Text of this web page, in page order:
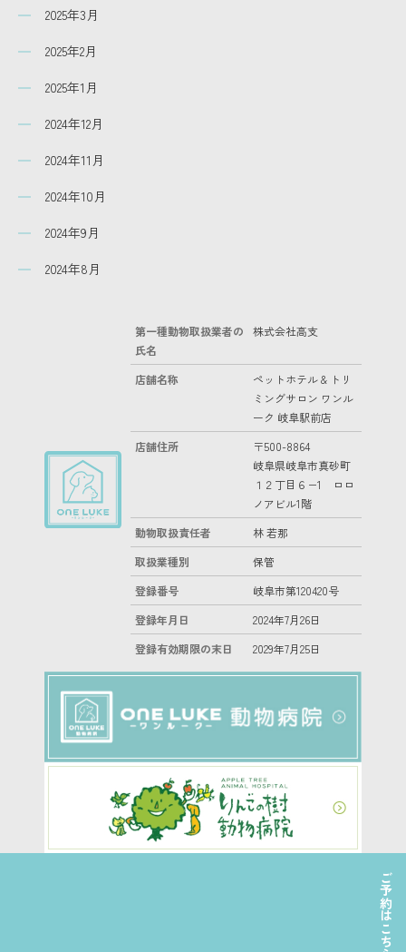
ご予約はこちら
2025年3月
2025年2月
2025年1月
2024年12月
2024年11月
2024年10月
2024年9月
2024年8月
第一種動物取扱業者の
氏名
株式会社高支
店舗名称
ペットホテル & トリ
ミングサロン ワンル
ーク 岐阜駅前店
店舗住所
〒500-8864
岐阜県岐阜市真砂町
１２丁目６−1 ロロ
ノアビル1階
動物取扱責任者
林 若那
取扱業種別
保管
登録番号
岐阜市第120420号
登録年月日
2024年7月26日
登録有効期限の末日
2029年7月25日